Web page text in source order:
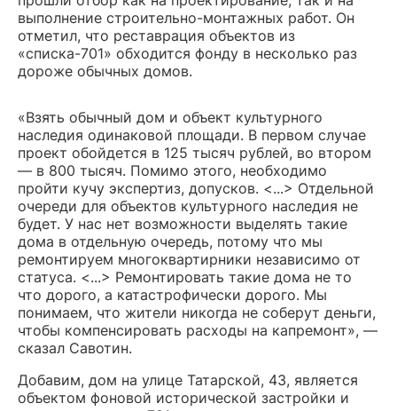
выполнение строительно-монтажных работ. Он
отметил, что реставрация объектов из
«списка-701» обходится фонду в несколько раз
дороже обычных домов.
«Взять обычный дом и объект культурного
наследия одинаковой площади. В первом случае
проект обойдется в 125 тысяч рублей, во втором
— в 800 тысяч. Помимо этого, необходимо
пройти кучу экспертиз, допусков. <...> Отдельной
очереди для объектов культурного наследия не
будет. У нас нет возможности выделять такие
дома в отдельную очередь, потому что мы
ремонтируем многоквартирники независимо от
статуса. <...> Ремонтировать такие дома не то
что дорого, а катастрофически дорого. Мы
понимаем, что жители никогда не соберут деньги,
чтобы компенсировать расходы на капремонт», —
сказал Савотин.
Добавим, дом на улице Татарской, 43, является
объектом фоновой исторической застройки и